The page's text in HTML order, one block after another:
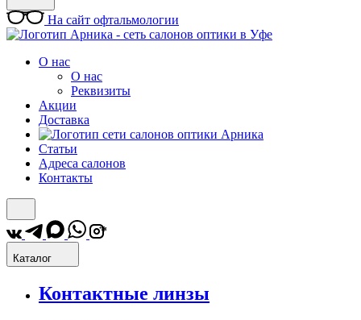
На сайт офтальмологии
О нас
О нас
Реквизиты
Акции
Доставка
Статьи
Адреса салонов
Контакты
*
Каталог
Контактные линзы